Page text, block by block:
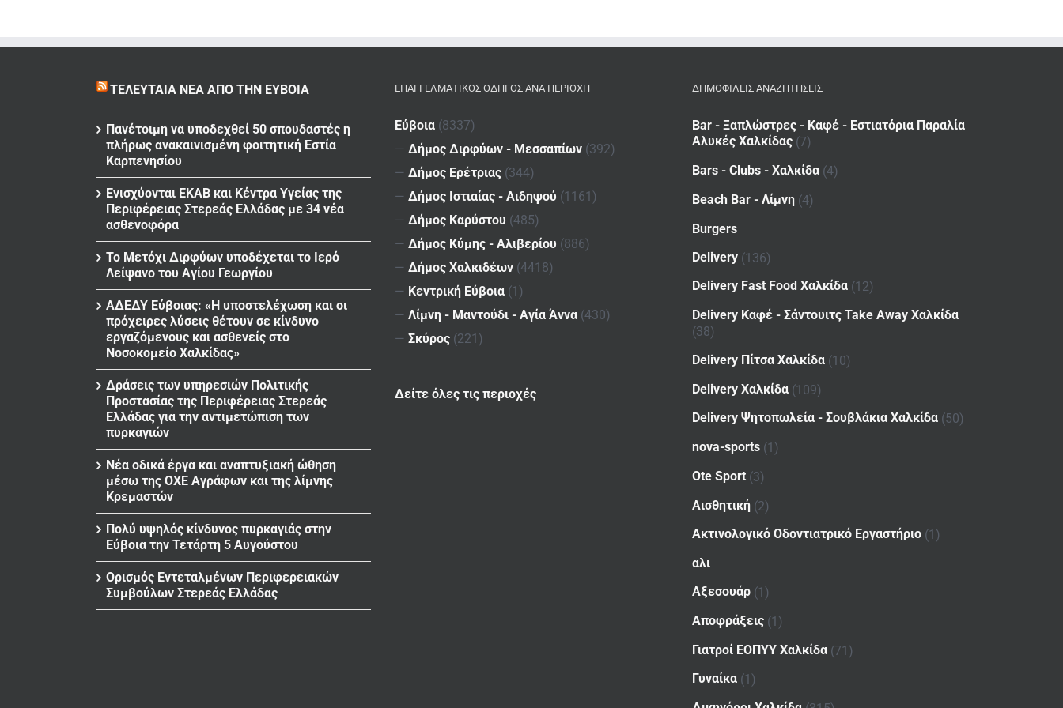
ΤΕΛΕΥΤΑΊΑ ΝΈΑ ΑΠΌ ΤΗΝ ΕΎΒΟΙΑ
Πανέτοιμη να υποδεχθεί 50 σπουδαστές η
πλήρως ανακαινισμένη φοιτητική Εστία
Καρπενησίου
Ενισχύονται ΕΚΑΒ και Κέντρα Υγείας της
Περιφέρειας Στερεάς Ελλάδας με 34 νέα
ασθενοφόρα
Το Μετόχι Διρφύων υποδέχεται το Ιερό
Λείψανο του Αγίου Γεωργίου
ΑΔΕΔΥ Εύβοιας: «Η υποστελέχωση και οι
πρόχειρες λύσεις θέτουν σε κίνδυνο
εργαζόμενους και ασθενείς στο
Νοσοκομείο Χαλκίδας»
Δράσεις των υπηρεσιών Πολιτικής
Προστασίας της Περιφέρειας Στερεάς
Ελλάδας για την αντιμετώπιση των
πυρκαγιών
Νέα οδικά έργα και αναπτυξιακή ώθηση
μέσω της ΟΧΕ Αγράφων και της λίμνης
Κρεμαστών
Πολύ υψηλός κίνδυνος πυρκαγιάς στην
Εύβοια την Τετάρτη 5 Αυγούστου
Ορισμός Εντεταλμένων Περιφερειακών
Συμβούλων Στερεάς Ελλάδας
ΕΠΑΓΓΕΛΜΑΤΙΚΌΣ ΟΔΗΓΌΣ ΑΝΆ ΠΕΡΙΟΧΉ
Εύβοια (8337)
— Δήμος Διρφύων - Μεσσαπίων (392)
— Δήμος Ερέτριας (344)
— Δήμος Ιστιαίας - Αιδηψού (1161)
— Δήμος Καρύστου (485)
— Δήμος Κύμης - Αλιβερίου (886)
— Δήμος Χαλκιδέων (4418)
— Κεντρική Εύβοια (1)
— Λίμνη - Μαντούδι - Αγία Άννα (430)
— Σκύρος (221)
Δείτε όλες τις περιοχές
ΔΗΜΟΦΙΛΕΙΣ ΑΝΑΖΗΤΗΣΕΙΣ
Bar - Ξαπλώστρες - Καφέ - Εστιατόρια Παραλία
Αλυκές Χαλκίδας (7)
Bars - Clubs - Χαλκίδα (4)
Beach Bar - Λίμνη (4)
Burgers
Delivery (136)
Delivery Fast Food Χαλκίδα (12)
Delivery Καφέ - Σάντουιτς Take Away Χαλκίδα
(38)
Delivery Πίτσα Χαλκίδα (10)
Delivery Χαλκίδα (109)
Delivery Ψητοπωλεία - Σουβλάκια Χαλκίδα (50)
nova-sports (1)
Ote Sport (3)
Αισθητική (2)
Ακτινολογικό Οδοντιατρικό Εργαστήριο (1)
αλι
Αξεσουάρ (1)
Αποφράξεις (1)
Γιατροί ΕΟΠΥΥ Χαλκίδα (71)
Γυναίκα (1)